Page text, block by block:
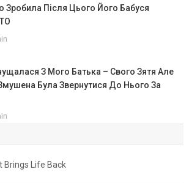
Після Цього Його Бабуся
З Мого Батька – Свого Зятя Але
Була Звернутися До Нього За
Brings Life Back